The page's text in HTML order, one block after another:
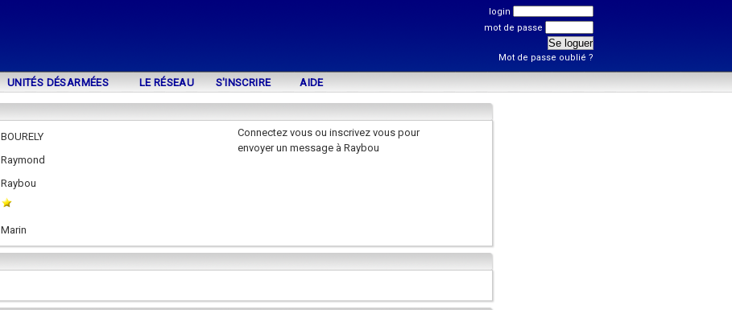
login
mot de passe
Mot de passe oublié ?
UNITÉS DÉSARMÉES LE RÉSEAU S'INSCRIRE AIDE
BOURELY
Raymond
Raybou
Marin
Connectez vous ou inscrivez vous pour
envoyer un message à Raybou